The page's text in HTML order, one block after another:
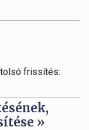
frissítés:
»